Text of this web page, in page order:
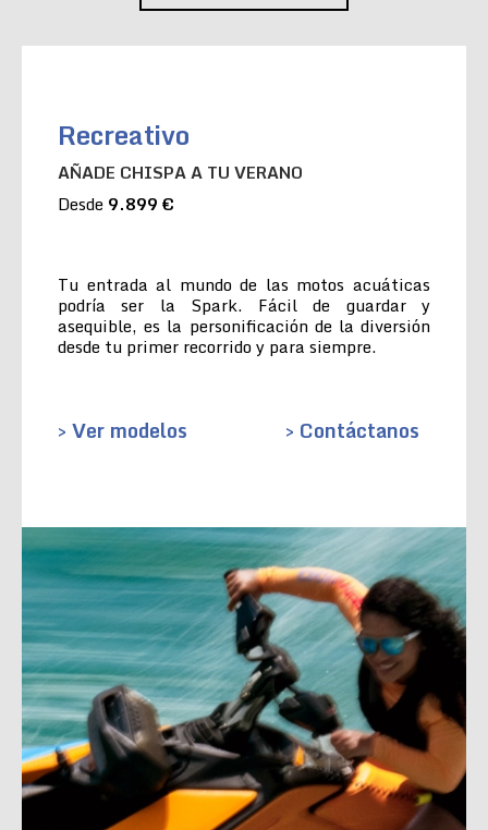
Recreativo
AÑADE CHISPA A TU VERANO
Desde 9.899 €
Tu entrada al mundo de las motos acuáticas
podría ser la Spark. Fácil de guardar y
asequible, es la personificación de la diversión
desde tu primer recorrido y para siempre.
> Ver modelos > Contáctanos